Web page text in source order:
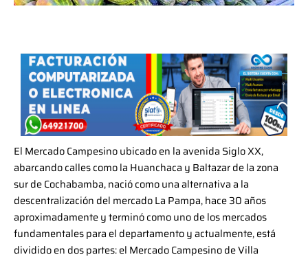
El Mercado Campesino ubicado en la avenida Siglo XX,
abarcando calles como la Huanchaca y Baltazar de la zona
sur de Cochabamba, nació como una alternativa a la
descentralización del mercado La Pampa, hace 30 años
aproximadamente y terminó como uno de los mercados
fundamentales para el departamento y actualmente, está
dividido en dos partes: el Mercado Campesino de Villa